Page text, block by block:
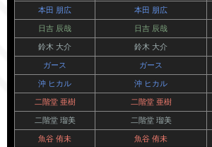
本田 朋広 本田 朋広
日吉 辰哉 日吉 辰哉
鈴木 大介 鈴木 大介
ガース ガース
沖 ヒカル 沖 ヒカル
二階堂 亜樹 二階堂 亜樹
二階堂 瑠美 二階堂 瑠美
魚谷 侑未 魚谷 侑未